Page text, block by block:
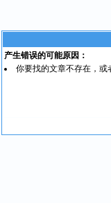
产生错误的可能原因：
你要找的文章不存在，或